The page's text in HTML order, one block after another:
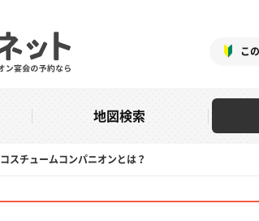
こ
地図検索
コスチュームコンパニオンとは？